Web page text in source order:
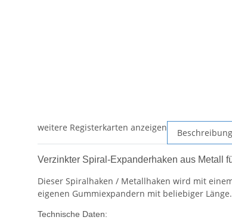
weitere Registerkarten anzeigen Beschreibung
Verzinkter Spiral-Expanderhaken aus Metall
Dieser Spiralhaken / Metallhaken wird mit
eigenen Gummiexpandern mit beliebiger Länge.
Technische Daten: